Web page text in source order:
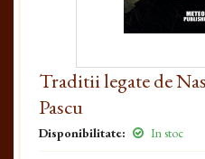
Traditii legate de
Pascu
Disponibilitate: In stoc